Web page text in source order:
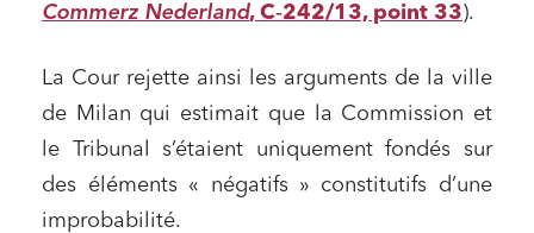
Commerz Nederland, C‑242/13, point 33).
La Cour rejette ainsi les arguments de la ville
de Milan qui estimait que la Commission et
le Tribunal s’étaient uniquement fondés sur
des éléments « négatifs » constitutifs d’une
improbabilité.